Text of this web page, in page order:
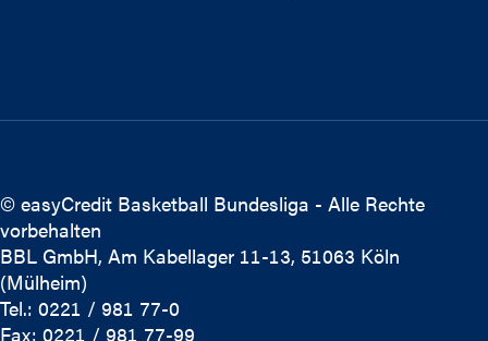
© easyCredit Basketball Bundesliga - Alle Rechte
vorbehalten
BBL GmbH, Am Kabellager 11-13, 51063 Köln
(Mülheim)
Tel.: 0221 / 981 77-0
Fax: 0221 / 981 77-99